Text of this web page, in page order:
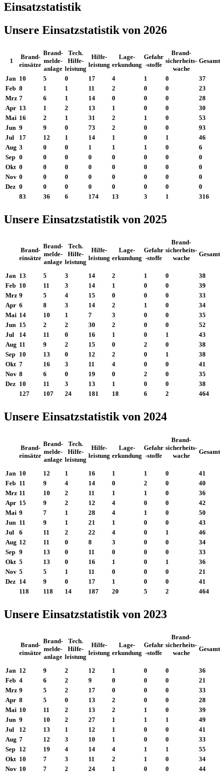
Einsatzstatistik
Unsere Einsatzstatistik von 2026
1
Brand-
einsätze
Brand-
melde-
anlage
Tech.
Hilfe-
leistung
Hilfe-
leistung
Lage-
erkundung
Gefahr
-stoffe
Brand-
sicherheits-
wache
Jan 10 5 0 17 4 1 0
37
Feb 8 1 1 11 2 0 0
23
Mrz 7 6 1 14 0 0 0
28
Apr 13 1 2 13 1 0 0
30
Mai 16 2 1 31 2 1 0
53
Jun 9 9 0 73 2 0 0
93
Jul
17 12 1 14 1 0 1
46
Aug 3 0 0 1 1 1 0
6
Sep 0 0 0 0 0 0 0
0
Okt 0 0 0 0 0 0 0
0
Nov 0 0 0 0 0 0 0
0
Dez 0 0 0 0 0 0 0
0
83
36 6 174 13 3 1 316
Unsere Einsatzstatistik von 2025
Brand-
einsätze
Brand-
melde-
anlage
Tech.
Hilfe-
leistung
Hilfe-
leistung
Lage-
erkundung
Gefahr
-stoffe
Brand-
sicherheits-
wache
Jan 13 5 3 14 2 1 0
38
Feb 10 11 3 14 1 0 0
39
Mrz 9 5 4 15 0 0 0
33
Apr 6 8 3 14 2 1 0
34
Mai 14 10 1 7 3 0 0
35
Jun 15 2 2 30 2 0 0
52
Jul
14 11 0 16 1 0 1
43
Aug 11 9 2 15 0 2 0
38
Sep 10 13 0 12 2 0 1
38
Okt 7 16 3 11 4 0 0
41
Nov 8 6 0 19 0 2 0
35
Dez 10 11 3 13 1 0 0
38
127
107 24 181 18 6 2 464
Unsere Einsatzstatistik von 2024
Brand-
einsätze
Brand-
melde-
anlage
Tech.
Hilfe-
leistung
Hilfe-
leistung
Lage-
erkundung
Gefahr
-stoffe
Brand-
sicherheits-
wache
Jan 10 12 1 16 1 1 0
41
Feb 11 9 4 14 0 2 0
40
Mrz 11 10 2 11 1 1 0
36
Apr 15 9 2 12 4 0 0
42
Mai 9 7 1 28 4 1 0
50
Jun 11 9 1 21 1 0 0
43
Jul
6 11 2 22 4 0 1
46
Aug 12 11 0 8 3 0 0
34
Sep 9 13 0 11 0 0 0
33
Okt 5 13 0 16 1 0 1
36
Nov 5 5 1 11 0 0 0
21
Dez 14 9 0 17 1 0 0
41
118
118 14 187 20 5 2 464
Unsere Einsatzstatistik von 2023
Brand-
einsätze
Brand-
melde-
anlage
Tech.
Hilfe-
leistung
Hilfe-
leistung
Lage-
erkundung
Gefahr
-stoffe
Brand-
sicherheits-
wache
Jan 12 9 2 12 1 0 0
36
Feb 4 6 2 9 0 0 0
21
Mrz 9 5 2 17 0 0 0
33
Apr 8 5 0 13 2 0 0
28
Mai 10 11 2 13 2 1 0
39
Jun 9 10 2 27 1 1 1
49
Jul
12 13 1 12 1 0 0
41
Aug 7 12 3 10 1 0 0
33
Sep 12 19 4 14 4 1 1
55
Okt 10 7 3 11 2 1 0
34
Nov 10 7 2 24 1 0 0 44